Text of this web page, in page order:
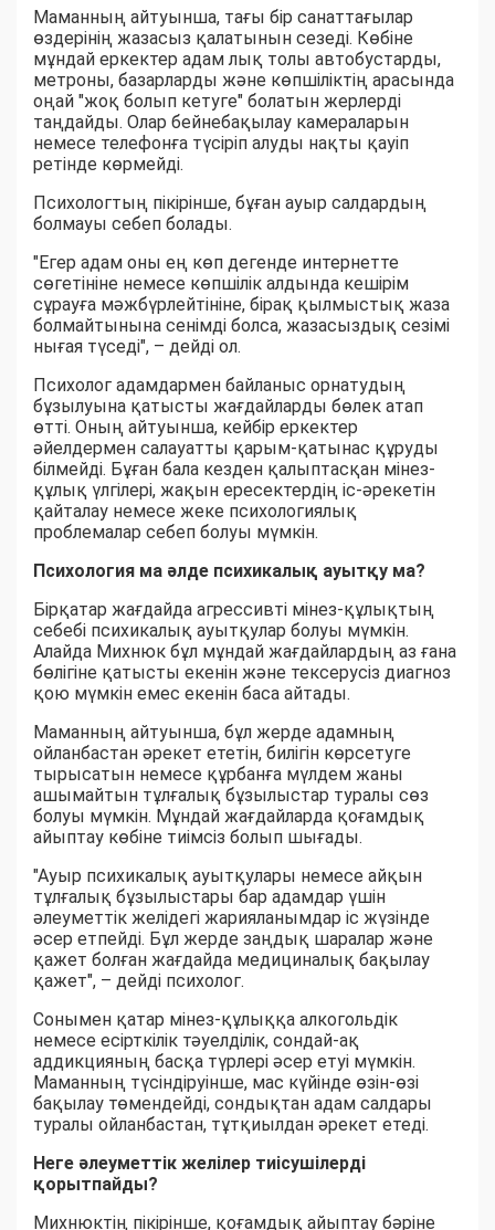
Маманның айтуынша, тағы бір санаттағылар
өздерінің жазасыз қалатынын сезеді. Көбіне
мұндай еркектер адам лық толы автобустарды,
метроны, базарларды және көпшіліктің арасында
оңай "жоқ болып кетуге" болатын жерлерді
таңдайды. Олар бейнебақылау камераларын
немесе телефонға түсіріп алуды нақты қауіп
ретінде көрмейді.
Психологтың пікірінше, бұған ауыр салдардың
болмауы себеп болады.
"Егер адам оны ең көп дегенде интернетте
сөгетініне немесе көпшілік алдында кешірім
сұрауға мәжбүрлейтініне, бірақ қылмыстық жаза
болмайтынына сенімді болса, жазасыздық сезімі
нығая түседі", – дейді ол.
Психолог адамдармен байланыс орнатудың
бұзылуына қатысты жағдайларды бөлек атап
өтті. Оның айтуынша, кейбір еркектер
әйелдермен салауатты қарым-қатынас құруды
білмейді. Бұған бала кезден қалыптасқан мінез-
құлық үлгілері, жақын ересектердің іс-әрекетін
қайталау немесе жеке психологиялық
проблемалар себеп болуы мүмкін.
Психология ма әлде психикалық ауытқу ма?
Бірқатар жағдайда агрессивті мінез-құлықтың
себебі психикалық ауытқулар болуы мүмкін.
Алайда Михнюк бұл мұндай жағдайлардың аз ғана
бөлігіне қатысты екенін және тексерусіз диагноз
қою мүмкін емес екенін баса айтады.
Маманның айтуынша, бұл жерде адамның
ойланбастан әрекет ететін, билігін көрсетуге
тырысатын немесе құрбанға мүлдем жаны
ашымайтын тұлғалық бұзылыстар туралы сөз
болуы мүмкін. Мұндай жағдайларда қоғамдық
айыптау көбіне тиімсіз болып шығады.
"Ауыр психикалық ауытқулары немесе айқын
тұлғалық бұзылыстары бар адамдар үшін
әлеуметтік желідегі жарияланымдар іс жүзінде
әсер етпейді. Бұл жерде заңдық шаралар және
қажет болған жағдайда медициналық бақылау
қажет", – дейді психолог.
Сонымен қатар мінез-құлыққа алкогольдік
немесе есірткілік тәуелділік, сондай-ақ
аддикцияның басқа түрлері әсер етуі мүмкін.
Маманның түсіндіруінше, мас күйінде өзін-өзі
бақылау төмендейді, сондықтан адам салдары
туралы ойланбастан, тұтқиылдан әрекет етеді.
Неге әлеуметтік желілер тиісушілерді
қорытпайды?
Михнюктің пікірінше, қоғамдық айыптау бәріне